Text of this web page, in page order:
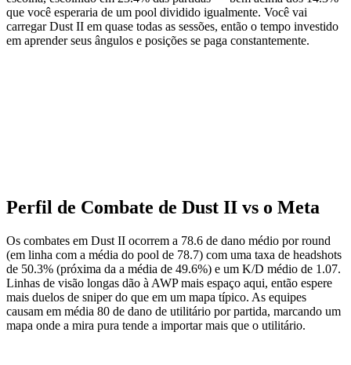
que você esperaria de um pool dividido igualmente. Você vai
carregar Dust II em quase todas as sessões, então o tempo investido
em aprender seus ângulos e posições se paga constantemente.
Perfil de Combate de Dust II vs o Meta
Os combates em Dust II ocorrem a 78.6 de dano médio por round
(em linha com a média do pool de 78.7) com uma taxa de headshots
de 50.3% (próxima da a média de 49.6%) e um K/D médio de 1.07.
Linhas de visão longas dão à AWP mais espaço aqui, então espere
mais duelos de sniper do que em um mapa típico. As equipes
causam em média 80 de dano de utilitário por partida, marcando um
mapa onde a mira pura tende a importar mais que o utilitário.